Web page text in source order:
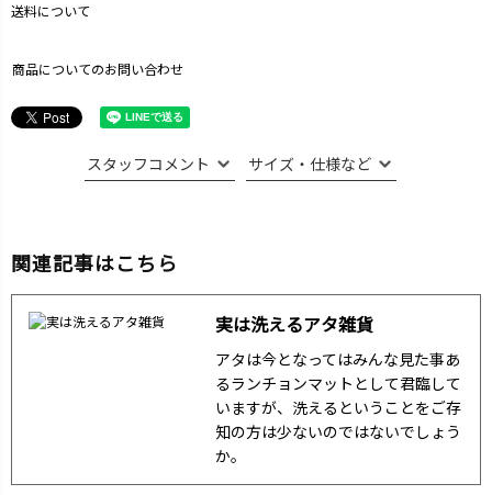
送料について
商品についてのお問い合わせ
スタッフコメント サイズ・仕様など
関連記事はこちら
実は洗えるアタ雑貨
アタは今となってはみんな見た事あ
るランチョンマットとして君臨して
いますが、洗えるということをご存
知の方は少ないのではないでしょう
か。